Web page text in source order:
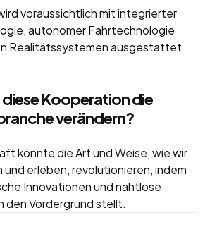
voraussichtlich mit integrierter
autonomer Fahrtechnologie
Realitätssystemen ausgestattet
Kooperation die
verändern?
könnte die Art und Weise, wie wir
und erleben, revolutionieren, indem
Innovationen und nahtlose
den Vordergrund stellt.